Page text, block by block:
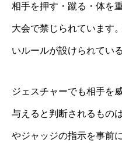
相手を押す・蹴る・体を
大会で禁じられています
いルールが設けられてい
ジェスチャーでも相手を
与えると判断されるもの
やジャッジの指示を事前